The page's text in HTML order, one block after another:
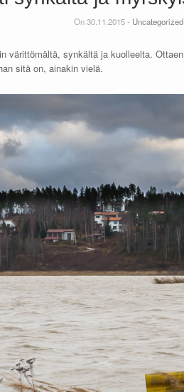
On 30.11.2015 - Uncategorized
värittömältä, synkältä ja kuolleelta.
sitä on, ainakin vielä.